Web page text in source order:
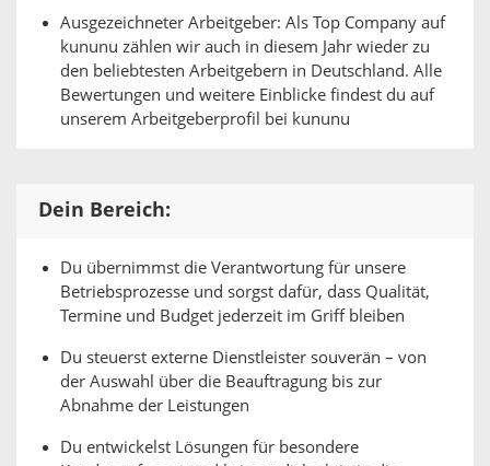
Ausgezeichneter Arbeitgeber: Als Top Company auf
kununu zählen wir auch in diesem Jahr wieder zu
den beliebtesten Arbeitgebern in Deutschland. Alle
Bewertungen und weitere Einblicke findest du auf
unserem Arbeitgeberprofil bei kununu
Dein Bereich:
Du übernimmst die Verantwortung für unsere
Betriebsprozesse und sorgst dafür, dass Qualität,
Termine und Budget jederzeit im Griff bleiben
Du steuerst externe Dienstleister souverän – von
der Auswahl über die Beauftragung bis zur
Abnahme der Leistungen
Du entwickelst Lösungen für besondere